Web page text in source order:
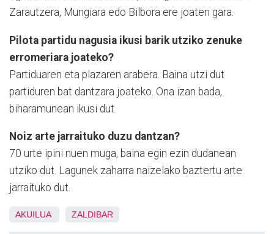
Zarautzera, Mungiara edo Bilbora ere joaten gara.
Pilota partidu nagusia ikusi barik utziko zenuke
erromeriara joateko?
Partiduaren eta plazaren arabera. Baina utzi dut
partiduren bat dantzara joateko. Ona izan bada,
biharamunean ikusi dut.
Noiz arte jarraituko duzu dantzan?
70 urte ipini nuen muga, baina egin ezin dudanean
utziko dut. Lagunek zaharra naizelako baztertu arte
jarraituko dut.
AKUILUA ZALDIBAR